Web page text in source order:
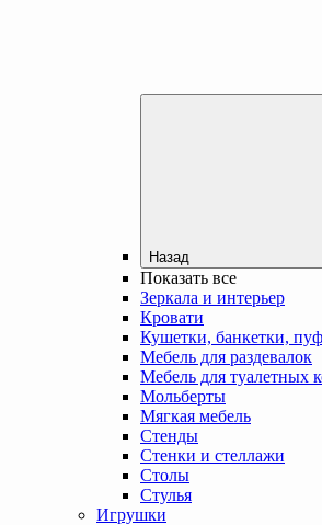
Назад
Показать все
Зеркала и интерьер
Кровати
Кушетки, банкетки,
Мебель для раздевалок
Мебель для туалетных
Мольберты
Мягкая мебель
Стенды
Стенки и стеллажи
Столы
Стулья
Игрушки